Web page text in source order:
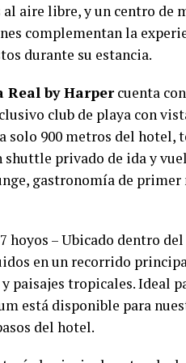
aire libre, y un centro de
complementan la
durante su estancia.
Real by Harpercuenta
club de playa con
solo 900 metros del hotel,
privado de ida y
gastronomía de
hoyos – Ubicado dentro
en un recorrido
paisajes tropicales. Ideal
está disponible para
del hotel.